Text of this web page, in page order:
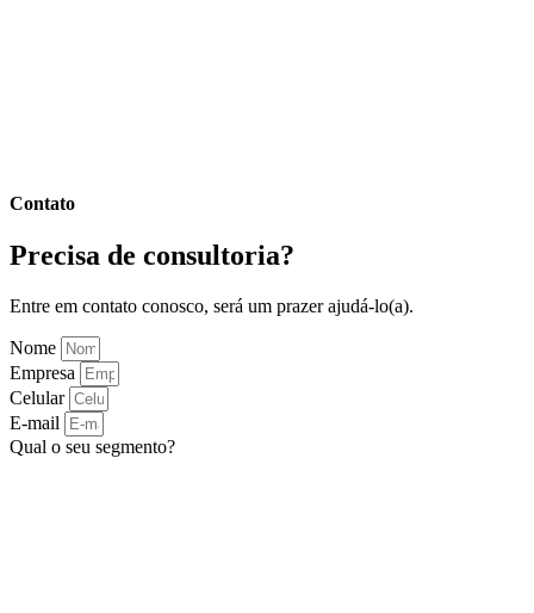
Contato
Precisa de consultoria?
Entre em contato conosco, será um prazer ajudá-lo(a).
Nome
Empresa
Celular
E-mail
Qual o seu segmento?